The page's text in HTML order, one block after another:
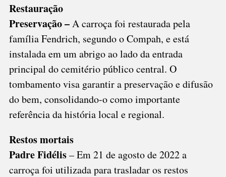
Restauração
Preservação –A carroça foi restaurada pela
família Fendrich, segundo o Compah, e está
instalada em um abrigo ao lado da entrada
principal do cemitério público central. O
tombamento visa garantir a preservação e difusão
do bem, consolidando-o como importante
referência da história local e regional.
Restos mortais
Padre Fidélis– Em 21 de agosto de 2022 a
carroça foi utilizada para trasladar os restos